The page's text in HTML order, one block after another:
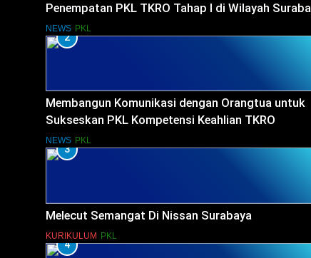
Penempatan PKL TKRO Tahap I di Wilayah
NEWS PKL
2
Membangun Komunikasi dengan Orangtua untuk
Sukseskan PKL Kompetensi Keahlian TKRO
NEWS PKL
3
Melecut Semangat Di Nissan Surabaya
KURIKULUM PKL
4